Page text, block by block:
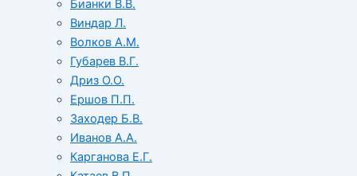
Бианки В.В.
Виндар Л.
Волков А.М.
Губарев В.Г.
Дриз О.О.
Ершов П.П.
Заходер Б.В.
Иванов А.А.
Карганова Е.Г.